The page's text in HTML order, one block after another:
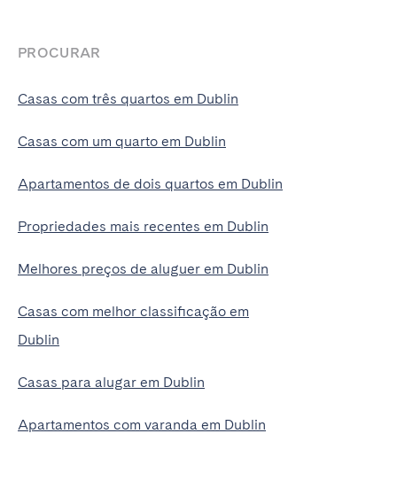
PROCURAR
Casas com três quartos em Dublin
Casas com um quarto em Dublin
Apartamentos de dois quartos em Dublin
Propriedades mais recentes em Dublin
Melhores preços de aluguer em Dublin
Casas com melhor classificação em
Dublin
Casas para alugar em Dublin
Apartamentos com varanda em Dublin